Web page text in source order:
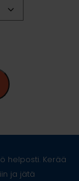
helposti. Kerää
ja jätä